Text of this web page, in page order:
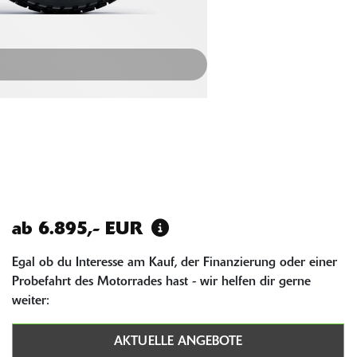
ab 6.895,- EUR
Egal ob du Interesse am Kauf, der Finanzierung oder einer
Probefahrt des Motorrades hast - wir helfen dir gerne
weiter:
AKTUELLE ANGEBOTE